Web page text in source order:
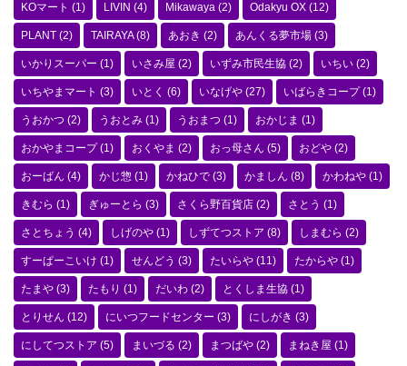
KOマート (1) LIVIN (4) Mikawaya (2) Odakyu OX (12)
PLANT (2) TAIRAYA(8) あおき (2) あんくる夢市場 (3)
いかりスーパー (1) いさみ屋 (2) いずみ市民生協 (2) いちい (2)
いちやまマート (3) いとく (6) いなげや (27) いばらきコープ(1)
うおかつ (2) うおとみ (1) うおまつ (1) おかじま (1)
おかやまコープ(1) おくやま (2) おっ母さん (5) おどや (2)
おーばん (4) かじ惣 (1) かねひで (3) かましん (8) かわねや (1)
きむら (1) ぎゅーとら (3) さくら野百貨店 (2) さとう (1)
さとちょう (4) しげのや (1) しずてつストア (8) しまむら (2)
すーぱーこいけ (1) せんどう (3) たいらや (11) たからや (1)
たまや (3) たもり (1) だいわ (2) とくしま生協 (1)
とりせん (12) にいつフードセンター (3) にしがき (3)
にしてつストア (5) まいづる (2) まつばや (2) まねき屋 (1)